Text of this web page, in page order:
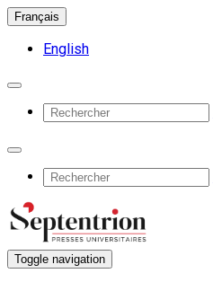
Français
English
Toggle navigation